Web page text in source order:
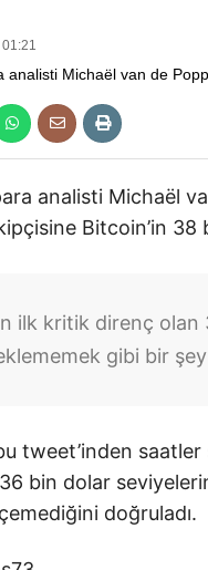
01:21
analisti Michaël
Bitcoin’in
ilk kritik direnç olan
gibi bir
tweet’inden
bin dolar
doğruladı.